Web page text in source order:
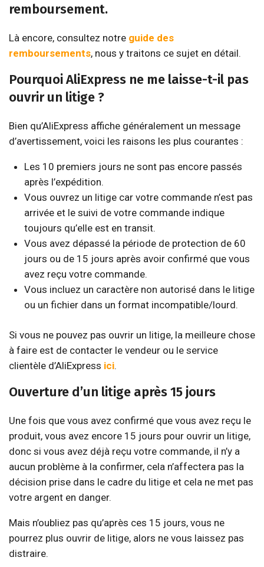
remboursement.
Là encore, consultez notre guide des
remboursements, nous y traitons ce sujet en détail.
Pourquoi AliExpress ne me laisse-t-il pas
ouvrir un litige ?
Bien qu’AliExpress affiche généralement un message
d’avertissement, voici les raisons les plus courantes :
Les 10 premiers jours ne sont pas encore passés
après l’expédition.
Vous ouvrez un litige car votre commande n’est pas
arrivée et le suivi de votre commande indique
toujours qu’elle est en transit.
Vous avez dépassé la période de protection de 60
jours ou de 15 jours après avoir confirmé que vous
avez reçu votre commande.
Vous incluez un caractère non autorisé dans le litige
ou un fichier dans un format incompatible/lourd.
Si vous ne pouvez pas ouvrir un litige, la meilleure chose
à faire est de contacter le vendeur ou le service
clientèle d’AliExpress ici.
Ouverture d’un litige après 15 jours
Une fois que vous avez confirmé que vous avez reçu le
produit, vous avez encore 15 jours pour ouvrir un litige,
donc si vous avez déjà reçu votre commande, il n’y a
aucun problème à la confirmer, cela n’affectera pas la
décision prise dans le cadre du litige et cela ne met pas
votre argent en danger.
Mais n’oubliez pas qu’après ces 15 jours, vous ne
pourrez plus ouvrir de litige, alors ne vous laissez pas
distraire.